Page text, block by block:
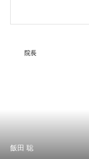
院長
飯田 聡